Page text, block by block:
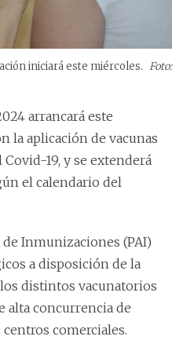
iniciará este miércoles. Foto:
arrancará este
la aplicación de vacunas
19, y se extenderá
el calendario del
Inmunizaciones (PAI)
a disposición de la
distintos vacunatorios
alta concurrencia de
comerciales.